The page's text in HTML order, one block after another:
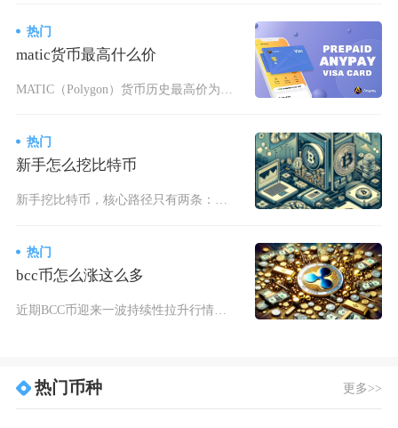
热门
matic货币最高什么价
热门
新手怎么挖比特币
热门
bcc币怎么涨这么多
近期BCC币迎来一波持续性拉升行情，本轮上涨并非跟随加密市场普涨行情被动跟涨，而是多重利好
热门币种 更多>>